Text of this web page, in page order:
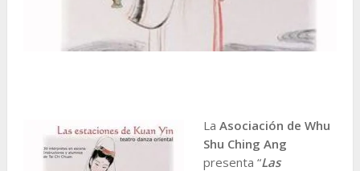
La Asociación de Whu
Shu Ching Ang
presenta “Las